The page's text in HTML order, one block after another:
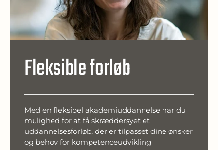
Fleksible forløb
Med en fleksibel akademiuddannelse har du
mulighed for at få skræddersyet et
uddannelsesforløb, der er tilpasset dine ønsker
og behov for kompetenceudvikling